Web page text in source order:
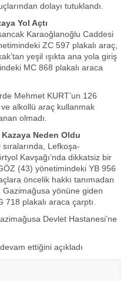
dolayı tutuklandı.
Yol Açtı
Karaoğlanoğlu Caddesi
ZC 597 plakalı araç,
yeşil ışıkta ana yola giriş
MC 868 plakalı araca
Mehmet KURT’un 126
alkollü araç kullanmak
olmadı.
Neden Oldu
Lefkoşa-
Kavşağı’nda dikkatsiz bir
(43) yönetimindeki YB 956
öncelik hakkı tanımadan
yönüne giden
plakalı araca çarptı.
Devlet Hastanesi’ne
ettiğini açıkladı